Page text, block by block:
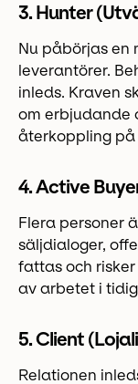
3. Hunter
Nu påbörjas en
leverantörer.
inleds. Kraven
om erbjudande
återkoppling
4. Active
Flera personer
säljdialoger,
fattas och
av arbetet i
5. Client
Relationen